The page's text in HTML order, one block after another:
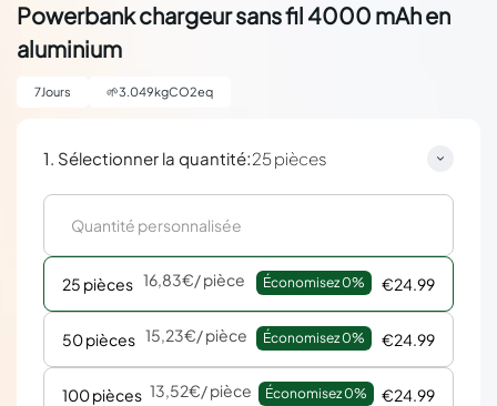
Powerbank chargeur sans fil 4000 mAh en
aluminium
7Jours 🌱3.049kgCO2eq
1. Sélectionner la quantité:25 pièces
25 pièces 16,83€/ pièce Économisez 0% €24.99
50 pièces 15,23€/ pièce Économisez 0% €24.99
100 pièces 13,52€/ pièce Économisez 0% €24.99